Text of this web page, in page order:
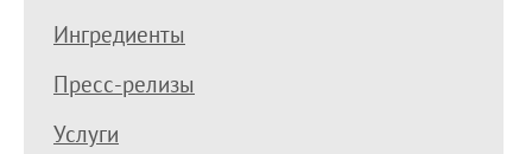
Ингредиенты
Пресс-релизы
Услуги